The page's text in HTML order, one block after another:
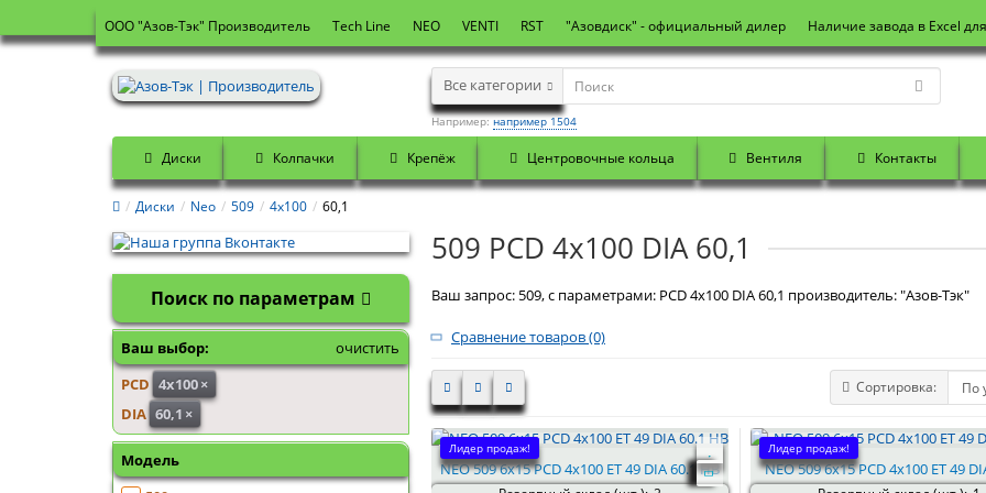
OOO "Азов-Тэк" Производитель Tech Line NEO VENTI RST "Азовдиск" - официальный дилер Наличие завода в Excel
Все категории
Например:например 1504
Диски Колпачки Крепёж Центровочные кольца Вентиля Контакты
Диски Neo 509 4x100 60,1
Поиск по параметрам
Ваш выбор:
очистить
PCD 4x100×
DIA 60,1 ×
Модель
509 PCD 4x100 DIA 60,1
Ваш запрос: 509, с параметрами: PCD 4x100 DIA 60,1 производитель: "Азов-Тэк"
Сравнение товаров (0)
Сортировка:
Лидер продаж!
NEO 509 6x15 PCD 4x100 ET 49 DIA 60.1 HB
Лидер продаж!
NEO 509 6x15 PCD 4x100 ET 49